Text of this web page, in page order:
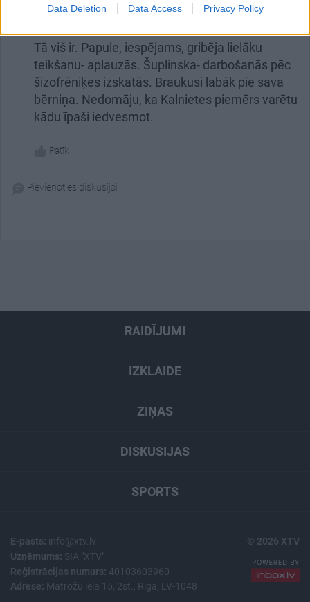
Data Deletion Data Access Privacy Policy
DU Dainis Uļjanovs
Tā viš ir. Papule, iespējams, gribēja lielāku
teikšanu- aplauzās. Šuplinska- darbošanās pēc
šizofrēniķes izskatās. Braukusi labāk pie sava
bērniņa. Nedomāju, ka Kalnietes piemērs varētu
kādu īpaši iedvesmot.
Patīk
Pievienoties diskusijai
RAIDĪJUMI
IZKLAIDE
ZIŅAS
DISKUSIJAS
SPORTS
E-pasts: info@xtv.lv
Uzņēmums: SIA "XTV"
Reģistrācijas numurs: 40103603960
Adrese: Matrožu iela 15, 2st., Rīga, LV-1048
© 2026 XTV